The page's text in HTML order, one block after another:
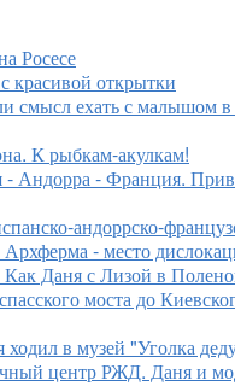
Росесе
красивой открытки
смысл ехать с малышом
К рыбкам-акулкам!
Андорра - Франция.
андоррско-
Архферма - место
Как Даня с Лизой в
моста до
в музей "Уголка
центр РЖД. Даня и